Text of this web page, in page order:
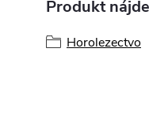
Produkt
Horolezectvo